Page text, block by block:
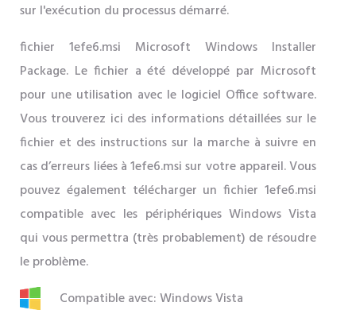
sur l'exécution du processus démarré.
fichier 1efe6.msi Microsoft Windows Installer
Package. Le fichier a été développé par Microsoft
pour une utilisation avec le logiciel Office software.
Vous trouverez ici des informations détaillées sur le
fichier et des instructions sur la marche à suivre en
cas d’erreurs liées à 1efe6.msi sur votre appareil. Vous
pouvez également télécharger un fichier 1efe6.msi
compatible avec les périphériques Windows Vista
qui vous permettra (très probablement) de résoudre
le problème.
Compatible avec: Windows Vista